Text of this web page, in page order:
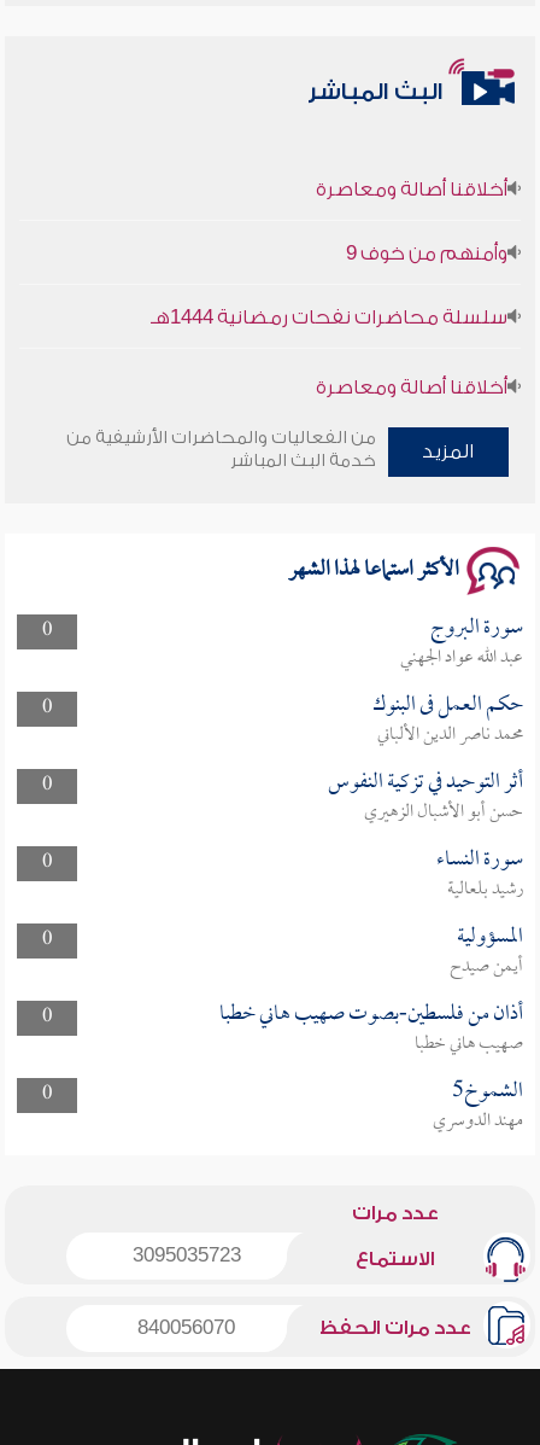
البث المباشر
أخلاقنا أصالة ومعاصرة
وأمنهم من خوف 9
سلسلة محاضرات نفحات رمضانية 1444هـ
أخلاقنا أصالة ومعاصرة
وأمنهم من خوف 9
المزيد
من الفعاليات والمحاضرات الأرشيفية من
خدمة البث المباشر
الأكثر استماعا لهذا الشهر
0 سورة البروج
عبد الله عواد الجهني
0
حكم العمل فى البنوك
محمد ناصر الدين الألباني
0
أثر التوحيد في تزكية النفوس
حسن أبو الأشبال الزهيري
0
سورة النساء
رشيد بلعالية
0
المسؤولية
أيمن صيدح
0
أذان من فلسطين-بصوت صهيب هاني خطبا
صهيب هاني خطبا
0
الشموخ5
مهند الدوسري
عدد مرات
الاستماع 3095035723
عدد مرات الحفظ 840056070